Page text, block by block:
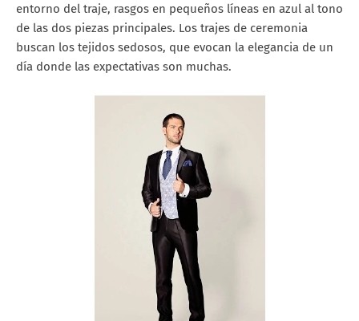
entorno del traje, rasgos en pequeños líneas en azul al tono
de las dos piezas principales. Los trajes de ceremonia
buscan los tejidos sedosos, que evocan la elegancia de un
día donde las expectativas son muchas.